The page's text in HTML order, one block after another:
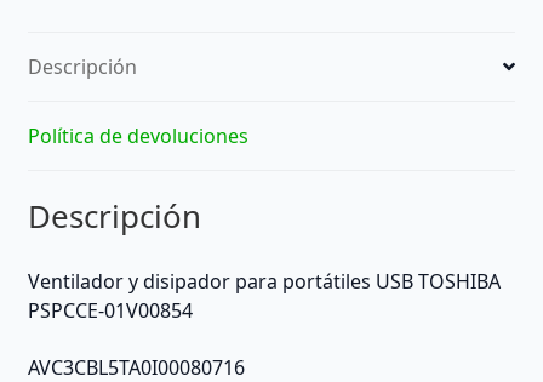
Descripción
Política de devoluciones
Descripción
Ventilador y disipador para portátiles USB TOSHIBA
PSPCCE-01V00854
AVC3CBL5TA0I00080716